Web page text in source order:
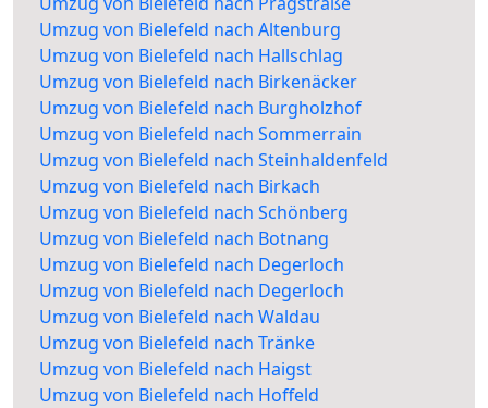
Umzug von Bielefeld nach Altenburg
Umzug von Bielefeld nach Hallschlag
Umzug von Bielefeld nach Birkenäcker
Umzug von Bielefeld nach Burgholzhof
Umzug von Bielefeld nach Sommerrain
Umzug von Bielefeld nach Steinhaldenfeld
Umzug von Bielefeld nach Birkach
Umzug von Bielefeld nach Schönberg
Umzug von Bielefeld nach Botnang
Umzug von Bielefeld nach Degerloch
Umzug von Bielefeld nach Degerloch
Umzug von Bielefeld nach Waldau
Umzug von Bielefeld nach Tränke
Umzug von Bielefeld nach Haigst
Umzug von Bielefeld nach Hoffeld